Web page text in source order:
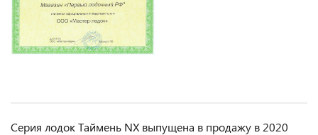
Серия лодок Таймень NX выпущена в продажу в 2020